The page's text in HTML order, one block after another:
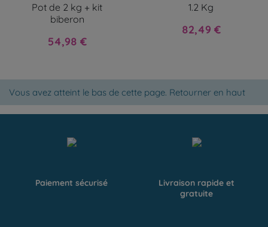
Pot de 2 kg + kit
biberon
Prix
54,98 €
1.2 Kg
Prix
82,49 €
Vous avez atteint le bas de cette page. Retourner en haut
Paiement sécurisé
Livraison rapide et
gratuite